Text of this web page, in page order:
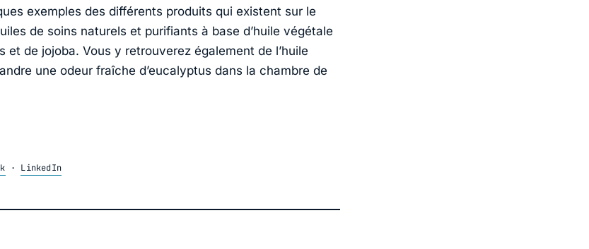
exemples des différents produits qui existent sur le
de soins naturels et purifiants à base d’huile végétale
et de jojoba. Vous y retrouverez également de l’huile
une odeur fraîche d’eucalyptus dans la chambre de
· LinkedIn